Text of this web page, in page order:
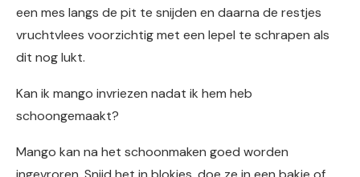
een mes langs de pit te snijden en daarna de restjes
vruchtvlees voorzichtig met een lepel te schrapen als
dit nog lukt.
Kan ik mango invriezen nadat ik hem heb
schoongemaakt?
Mango kan na het schoonmaken goed worden